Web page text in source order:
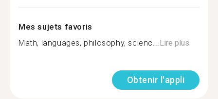
Mes sujets favoris
Math, languages, philosophy, scienc...Lire plus
Obtenir l'appli